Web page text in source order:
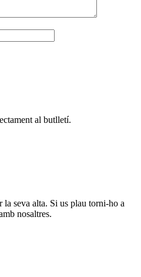
al butlletí.
la seva alta. Si us plau torni-ho a
nosaltres.